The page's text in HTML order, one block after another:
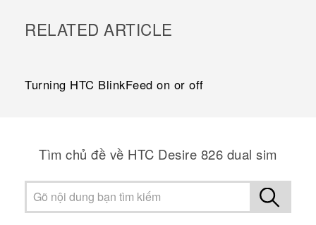
RELATED ARTICLE
Turning HTC BlinkFeed on or off
Tìm chủ đề về HTC Desire 826 dual sim